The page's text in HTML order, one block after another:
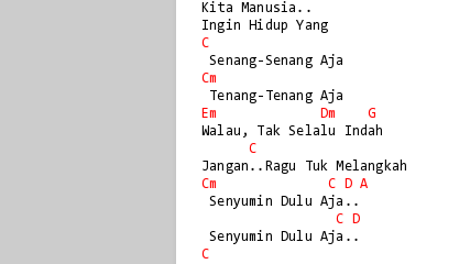
Kita Manusia..
C
Cm
Em
Dm
G
Walau, Tak Selalu Indah
C
Cm
C D A
Senyumin Dulu Aja..
C
D
C